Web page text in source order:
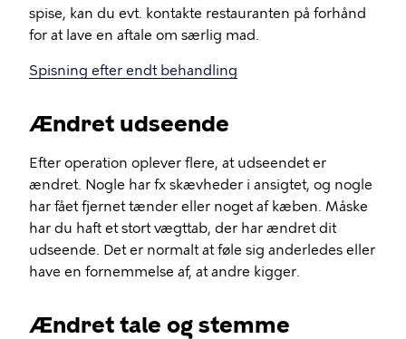
spise, kan du evt. kontakte restauranten på forhånd
for at lave en aftale om særlig mad.
Spisning efter endt behandling
Ændret udseende
Efter operation oplever flere, at udseendet er
ændret. Nogle har fx skævheder i ansigtet, og nogle
har fået fjernet tænder eller noget af kæben. Måske
har du haft et stort vægttab, der har ændret dit
udseende. Det er normalt at føle sig anderledes eller
have en fornemmelse af, at andre kigger.
Ændret tale og stemme